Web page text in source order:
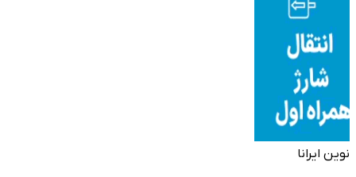
نوین ایرانا